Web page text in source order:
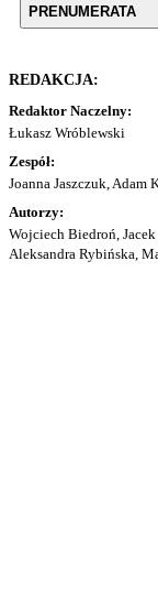
PRENUMERATA
REDAKCJA:
Redaktor Naczelny:
Łukasz Wróblewski
Zespół:
Joanna Jaszczuk, Adam
Autorzy:
Wojciech Biedroń,
Aleksandra Rybińska,